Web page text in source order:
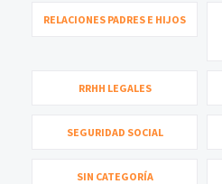
RELACIONES PADRES E HIJOS
RRHH LEGALES
SEGURIDAD SOCIAL
SIN CATEGORÍA